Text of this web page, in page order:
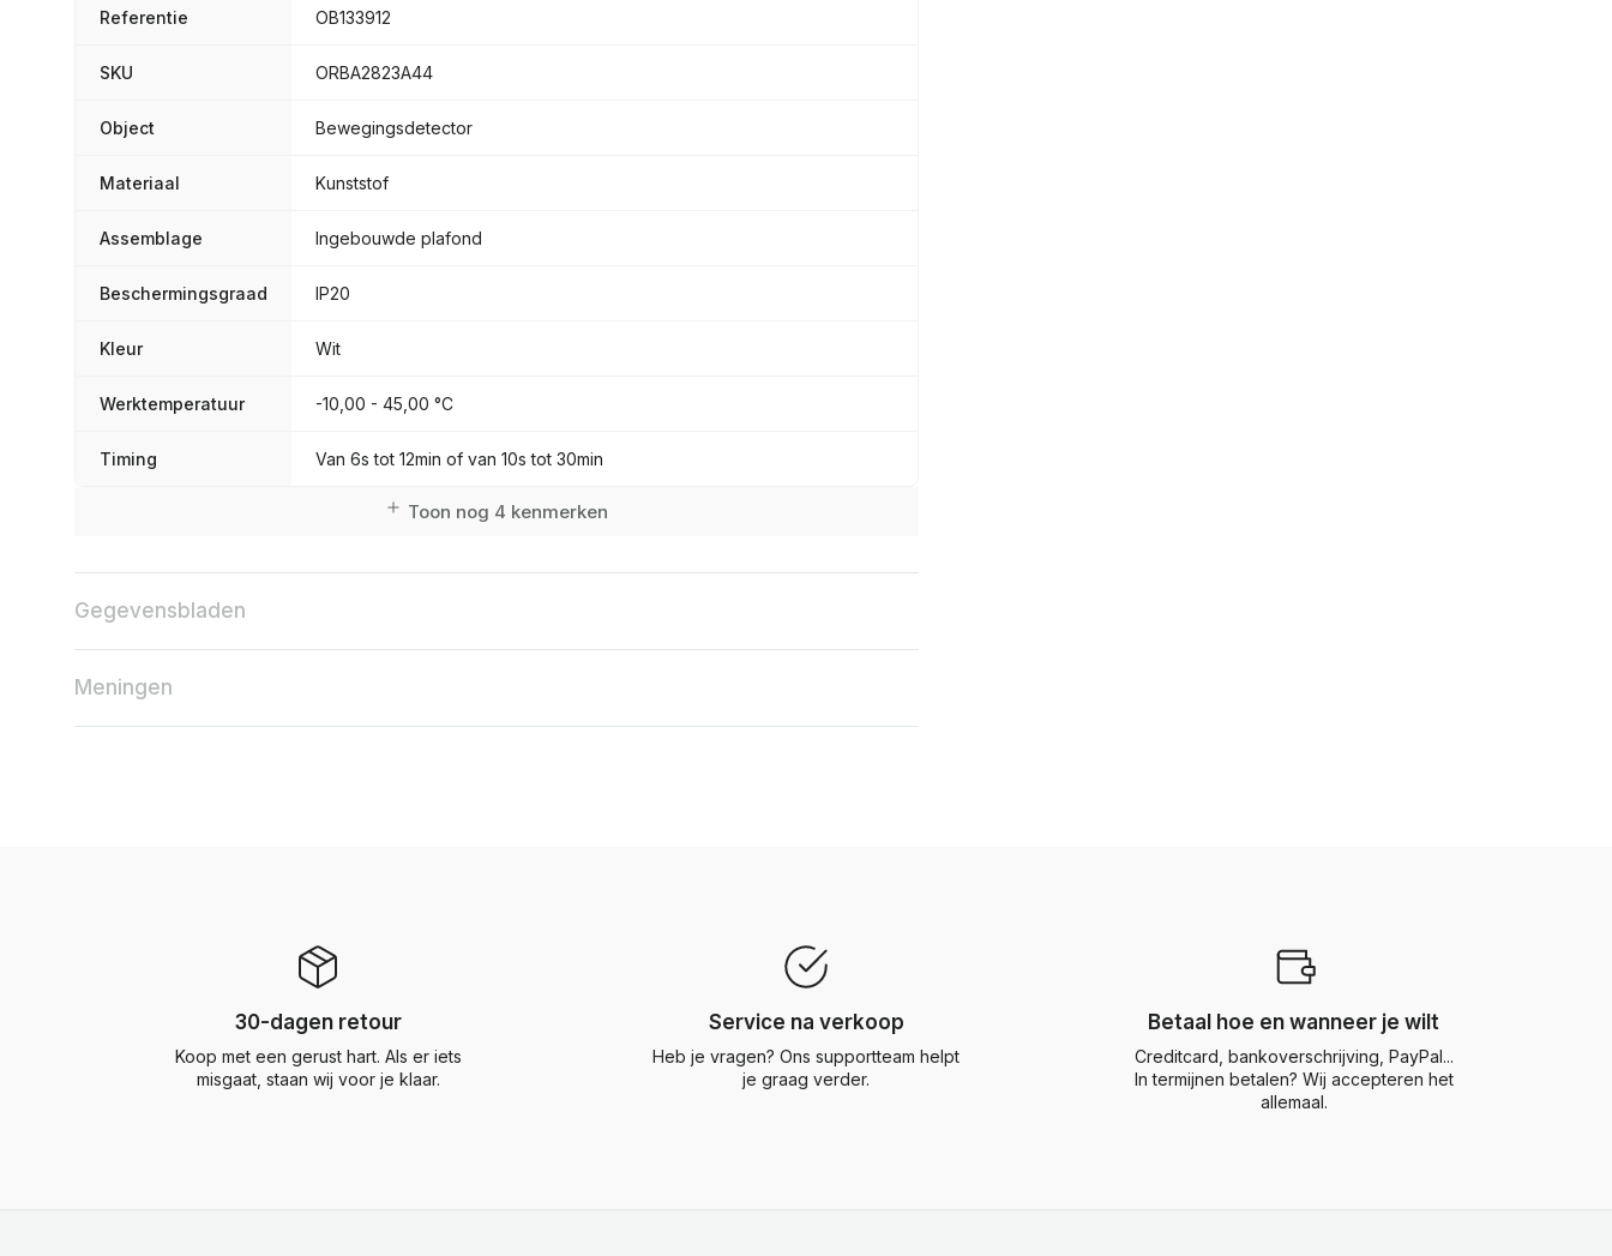
Referentie OB133912
SKU ORBA2823A44
Object Bewegingsdetector
Materiaal Kunststof
Assemblage Ingebouwde plafond
Beschermingsgraad IP20
Kleur Wit
Werktemperatuur -10,00 - 45,00 °C
Timing Van 6s tot 12min of van 10s tot 30min
Toon nog 4 kenmerken
Gegevensbladen
Meningen
30-dagen retour
Koop met een gerust hart. Als er iets
misgaat, staan wij voor je klaar.
Service na verkoop
Heb je vragen? Ons supportteam helpt
je graag verder.
Betaal hoe en wanneer je wilt
Creditcard, bankoverschrijving, PayPal...
In termijnen betalen? Wij accepteren het
allemaal.